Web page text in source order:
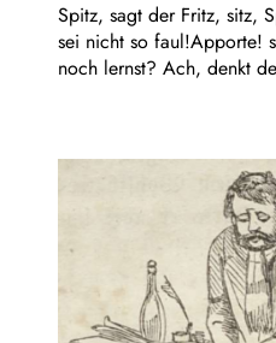
Spitz, sagt der Fritz, sitz,
sei nicht so faul!Apporte!
noch lernst? Ach, denkt